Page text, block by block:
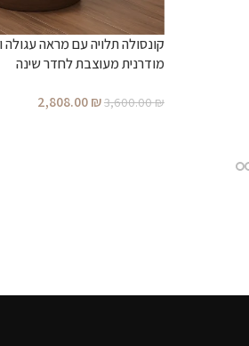
קונסולה תלויה עם מראה עגולה
מודרנית מעוצבת לחדר שינה
3,600.00₪
2,808.00₪